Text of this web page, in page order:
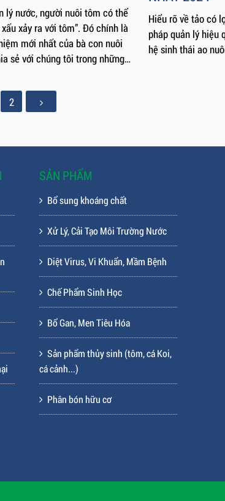
lý nước, người nuôi tôm có thể
xảy ra với tôm”. Đó chính là
mới nhất của bà con nuôi
sẻ với chúng tôi trong những
Hiểu rõ về tảo có
pháp quản lý
hệ sinh thái ao
SẢN PHẨM
Bổ sung khoáng chất
Xử Lý, Cải Tạo Môi Trường Nước
Diệt Virus, Vi Khuẩn, Mầm Bệnh